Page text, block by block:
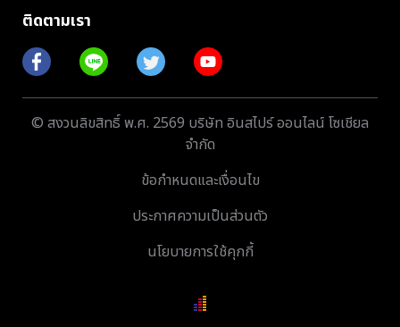
ติดตามเรา
© สงวนลิขสิทธิ์ พ.ศ. 2569 บริษัท อินสไปร์ ออนไลน์ โซเชียล
จำกัด
ข้อกำหนดและเงื่อนไข
ประกาศความเป็นส่วนตัว
นโยบายการใช้คุกกี้